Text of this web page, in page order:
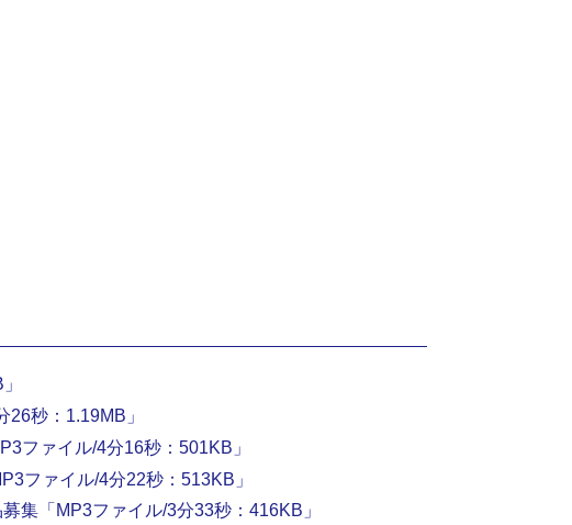
秒：1.19MB」
ファイル/4分16秒：501KB」
ファイル/4分22秒：513KB」
集「MP3ファイル/3分33秒：416KB」